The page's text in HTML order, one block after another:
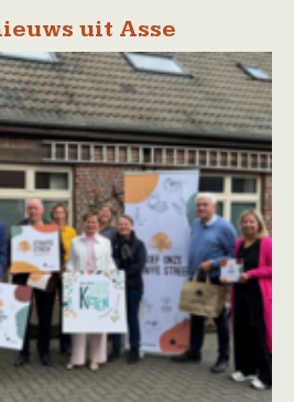
uit Asse